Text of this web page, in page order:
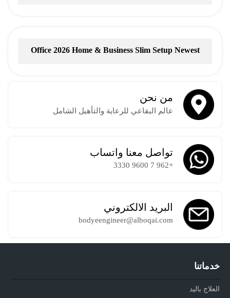
Office 2026 Home & Business Slim Setup Newest
من نحن
عالم البقاعي للرعاية والتأهيل الشامل
تواصل معنا واتساب
+962 7 9600 3330
البريد الالكتروني
bodyeengineer@alboqai.com
خدماتنا
العلاج باليد